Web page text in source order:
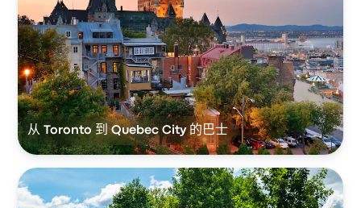
从 Toronto 到 Quebec City 的巴士